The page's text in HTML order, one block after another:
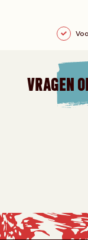
VRAGEN